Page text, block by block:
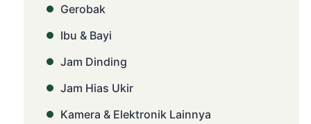
Gerobak
Ibu & Bayi
Jam Dinding
Jam Hias Ukir
Kamera & Elektronik Lainnya